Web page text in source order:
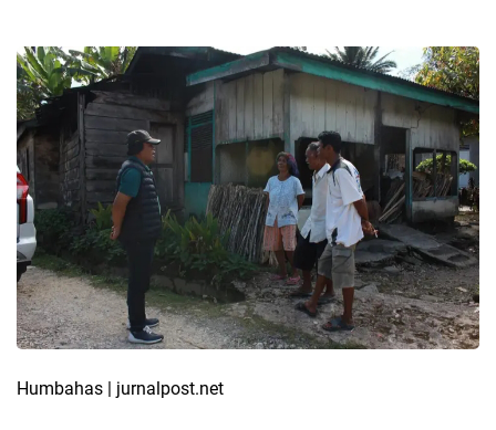
Humbahas | jurnalpost.net